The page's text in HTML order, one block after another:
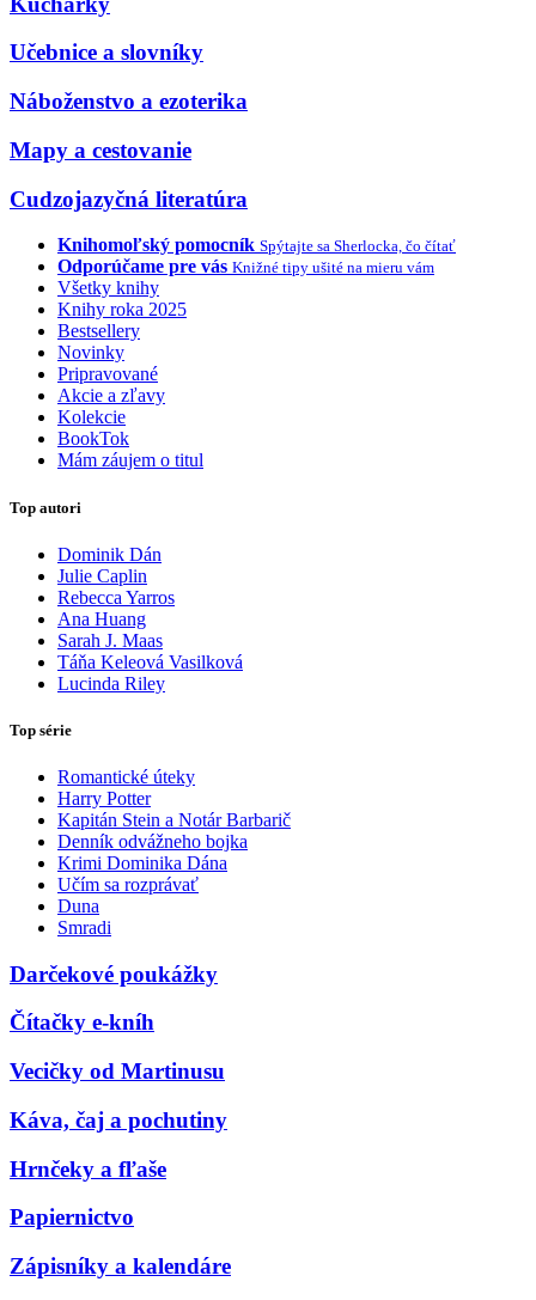
Učebnice a slovníky
Náboženstvo a ezoterika
Mapy a cestovanie
Cudzojazyčná literatúra
Knihomoľský pomocník Spýtajte sa Sherlocka, čo čítať
Odporúčame pre vás Knižné tipy ušité na mieru vám
Všetky knihy
Knihy roka 2025
Bestsellery
Novinky
Pripravované
Akcie a zľavy
Kolekcie
BookTok
Mám záujem o titul
Top autori
Dominik Dán
Julie Caplin
Rebecca Yarros
Ana Huang
Sarah J. Maas
Táňa Keleová Vasilková
Lucinda Riley
Top série
Romantické úteky
Harry Potter
Kapitán Stein a Notár Barbarič
Denník odvážneho bojka
Krimi Dominika Dána
Učím sa rozprávať
Duna
Smradi
Darčekové poukážky
Čítačky e-kníh
Vecičky od Martinusu
Káva, čaj a pochutiny
Hrnčeky a fľaše
Papiernictvo
Zápisníky a kalendáre